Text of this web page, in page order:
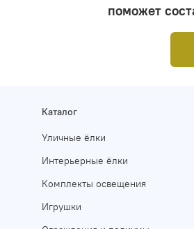
поможет
Каталог
Уличные ёлки
Интерьерные ёлки
Комплекты освещения
Игрушки